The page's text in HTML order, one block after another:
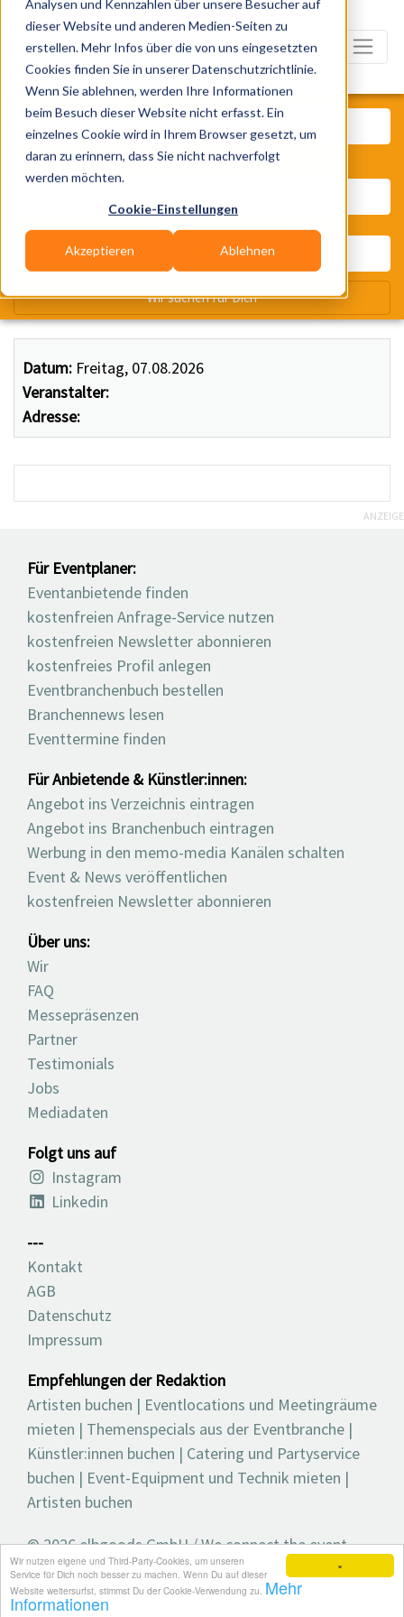
×
Wir nutzen eigene und Third-Party-Cookies, um unseren
Service für Dich noch besser zu machen. Wenn Du auf dieser
Website weitersurfst, stimmst Du der Cookie-Verwendung zu. Mehr
Informationen
Analysen und Kennzahlen über unsere Besucher auf
dieser Website und anderen Medien-Seiten zu
erstellen. Mehr Infos über die von uns eingesetzten
Cookies finden Sie in unserer Datenschutzrichtlinie.
Wenn Sie ablehnen, werden Ihre Informationen
beim Besuch dieser Website nicht erfasst. Ein
einzelnes Cookie wird in Ihrem Browser gesetzt, um
daran zu erinnern, dass Sie nicht nachverfolgt
werden möchten.
Cookie-Einstellungen
Akzeptieren Ablehnen
Datum: Freitag, 07.08.2026
Veranstalter:
Adresse:
Was? Künstler, Zelte, Bands,
Wir suchen für Dich
ANZEIGE
Für Eventplaner:
Eventanbietende finden
kostenfreien Anfrage-Service nutzen
kostenfreien Newsletter abonnieren
kostenfreies Profil anlegen
Eventbranchenbuch bestellen
Branchennews lesen
Eventtermine finden
Für Anbietende & Künstler:innen:
Angebot ins Verzeichnis eintragen
Angebot ins Branchenbuch eintragen
Werbung in den memo-media Kanälen schalten
Event & News veröffentlichen
kostenfreien Newsletter abonnieren
Über uns:
Wir
FAQ
Messepräsenzen
Partner
Testimonials
Jobs
Mediadaten
Folgt uns auf
Instagram
Linkedin
---
Kontakt
AGB
Datenschutz
Impressum
Empfehlungen der Redaktion
Artisten buchen | Eventlocations und Meetingräume
mieten | Themenspecials aus der Eventbranche |
Künstler:innen buchen | Catering und Partyservice
buchen | Event-Equipment und Technik mieten |
Artisten buchen
© 2026 elbgoods GmbH / We connect the event
industry / Medienvielfalt für die Eventplanung /
Eventbranchenbuch, Blog, Magazin und mehr